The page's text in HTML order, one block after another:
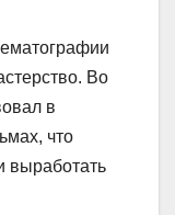
Во
в
что
выработать